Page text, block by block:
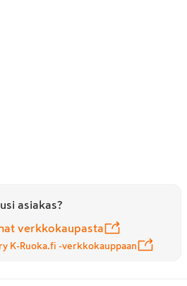
asiakas?
verkkokaupasta
K-Ruoka.fi -verkkokauppaan